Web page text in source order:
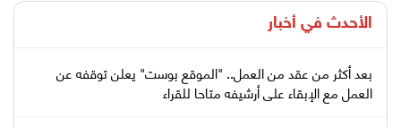
الأحدث في أخبار
بعد أكثر من عقد من العمل.. "الموقع بوست" يعلن توقفه عن
العمل مع الإبقاء على أرشيفه متاحا للقراء